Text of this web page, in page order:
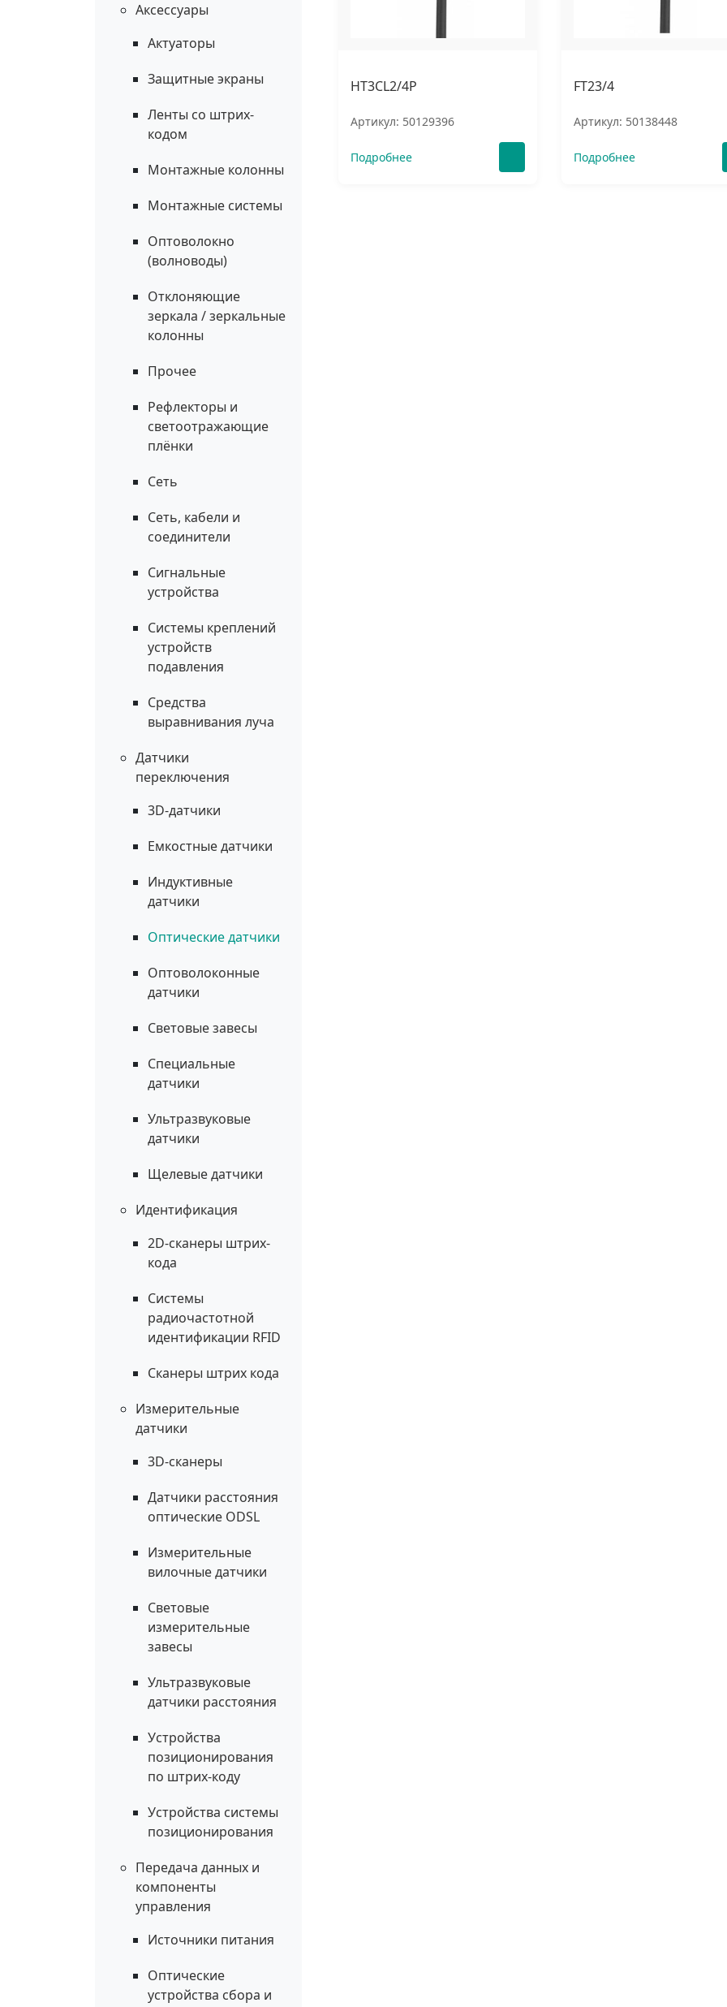
Аксессуары
Актуаторы
Защитные экраны
Ленты со штрих-
кодом
Монтажные колонны
Монтажные системы
Оптоволокно
(волноводы)
Отклоняющие
зеркала / зеркальные
колонны
Прочее
Рефлекторы и
светоотражающие
плёнки
Сеть
Сеть, кабели и
соединители
Сигнальные
устройства
Системы креплений
устройств
подавления
Средства
выравнивания луча
Датчики
переключения
3D-датчики
Емкостные датчики
Индуктивные
датчики
Оптические датчики
Оптоволоконные
датчики
Световые завесы
Специальные
датчики
Ультразвуковые
датчики
Щелевые датчики
Идентификация
2D-сканеры штрих-
кода
Системы
радиочастотной
идентификации RFID
Сканеры штрих кода
Измерительные
датчики
3D-сканеры
Датчики расстояния
оптические ODSL
Измерительные
вилочные датчики
Световые
измерительные
завесы
Ультразвуковые
датчики расстояния
Устройства
позиционирования
по штрих-коду
Устройства системы
позиционирования
Передача данных и
компоненты
управления
Источники питания
Оптические
устройства сбора и
HT3CL2/4P
Артикул: 50129396
Подробнее
FT23/4
Артикул: 50138448
Подробнее